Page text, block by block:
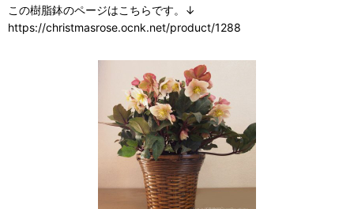
この樹脂鉢のページはこちらです。↓
https://christmasrose.ocnk.net/product/1288